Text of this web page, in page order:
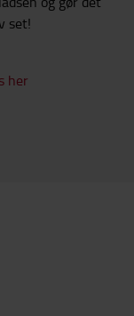
set!
her